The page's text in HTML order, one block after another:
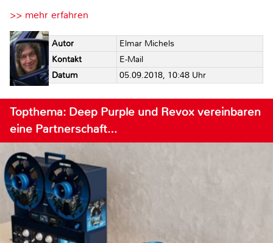
>> mehr erfahren
Autor
Elmar Michels
Kontakt
E-Mail
Datum
05.09.2018, 10:48 Uhr
Topthema: Deep Purple und Revox vereinbaren
eine Partnerschaft…